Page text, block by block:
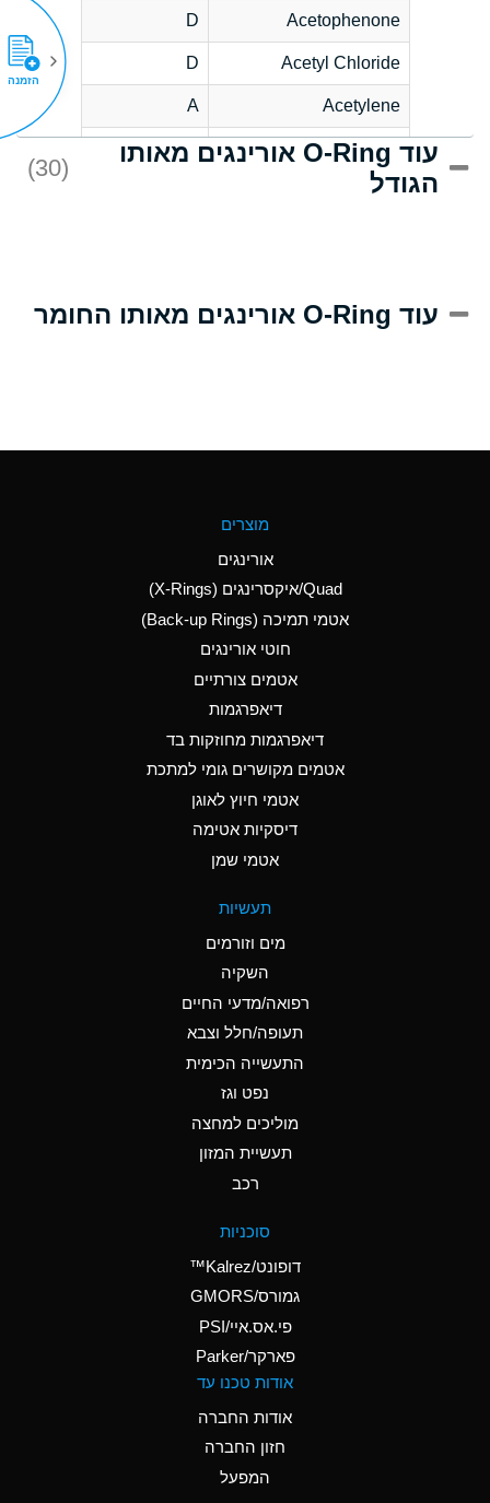
Acetophenone
D
Acetyl Chloride
D
Acetylene
A
Acrlylonitrile
D
Adipic Acid
(Aqueous)
Aluminum Nitrate
(Aqueous)
Aluminum Phosphate
Ammonia Anhydrous
B
Ammonia Gas (cold)
A
Ammonia Gas (hot)
Ammonium Hydroxide
D
Ammonium Nitrate
Ammonium Nitrite
Ammonium Persulfate
Ammonium Phosphate
A
Ammonium Sulfate
A
Amyl Acetate (Banana
עוד O-Ring אורינגים מאותו
הגודל
(30)
עוד O-Ring אורינגים מאותו החומר
מוצרים
אורינגים
Quad/איקסרינגים (X-Rings)
אטמי תמיכה (Back-up Rings)
חוטי אורינגים
אטמים צורתיים
דיאפרגמות
דיאפרגמות מחוזקות בד
אטמים מקושרים גומי למתכת
אטמי חיוץ לאוגן
דיסקיות אטימה
אטמי שמן
תעשיות
מים וזורמים
השקיה
רפואה/מדעי החיים
תעופה/חלל וצבא
התעשייה הכימית
נפט וגז
מוליכים למחצה
תעשיית המזון
רכב
סוכניות
דופונט/Kalrez™
גמורס/GMORS
פי.אס.איי/PSI
פארקר/Parker
אודות טכנו עד
אודות החברה
חזון החברה
המפעל
הזמנה